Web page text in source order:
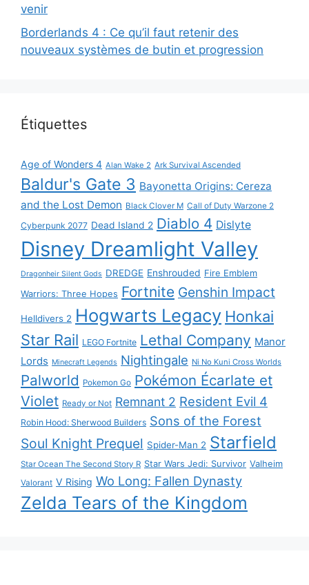
venir
Borderlands 4 : Ce qu’il faut retenir des
nouveaux systèmes de butin et progression
Étiquettes
Age of Wonders 4 Alan Wake 2 Ark Survival Ascended
Baldur's Gate 3 Bayonetta Origins: Cereza
and the Lost Demon Black Clover M Call of Duty Warzone 2
Cyberpunk 2077 Dead Island 2 Diablo 4 Dislyte
Disney Dreamlight Valley
Dragonheir Silent Gods DREDGE Enshrouded Fire Emblem
Warriors: Three Hopes Fortnite Genshin Impact
Helldivers 2 Hogwarts Legacy Honkai
Star Rail LEGO Fortnite Lethal Company Manor
Lords Minecraft Legends Nightingale Ni No Kuni Cross Worlds
Palworld Pokemon Go Pokémon Écarlate et
Violet Ready or Not Remnant 2 Resident Evil 4
Robin Hood: Sherwood Builders Sons of the Forest
Soul Knight Prequel Spider-Man 2 Starfield
Star Ocean The Second Story R Star Wars Jedi: Survivor Valheim
Valorant V Rising Wo Long: Fallen Dynasty
Zelda Tears of the Kingdom